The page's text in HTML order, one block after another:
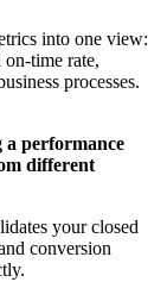
into one view:
on-time rate,
processes.
performance
different
your closed
conversion